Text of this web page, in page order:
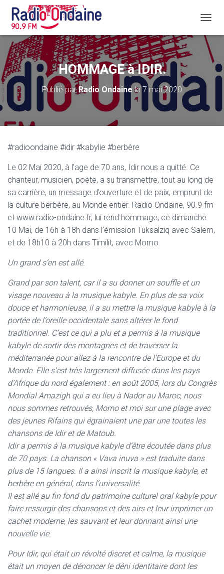
É
P
R
N
I
N
HOMMAGE à IDIR.
Publié parRadio Ondaine le7 mai 2020
#radioondaine #idir #kabylie #berbère
Le 02 Mai 2020, à l’age de 70 ans, Idir nous a quitté. Ce
chanteur, musicien, poète, a su transmettre, tout au long de
sa carrière, un message d’ouverture et de paix, emprunt de
la culture berbère, au Monde entier. Radio Ondaine, 90.9 fm
et www.radio-ondaine.fr, lui rend hommage, ce dimanche
10 Mai, de 16h à 18h dans l’émission Tuksalziq avec Salem,
et de 18h10 à 20h dans Timilit, avec Momo.
Un grand s’en est allé.
Grand par son talent, car il a su donner un souffle et un
visage nouveau à la musique kabyle. En plus de sa voix
douce et harmonieuse, il a su mettre la musique kabyle à la
portée de l’oreille occidentale sans altérer le fond
traditionnel. C’est ce qui a plu et a permis à la musique
kabyle de sortir des montagnes et de traverser la
méditerranée pour allez à la rencontre de l’Europe et du
Monde. Elle s’est très largement diffusée dans les pays
d’Afrique du nord également : en août 2005, lors du Congrès
Mondial Amazigh qui a eu lieu à Nador au Maroc, nous
nous sommes retrouvés, Momo et moi sur une plage avec
des jeunes Rifains qui égrainaient une par une toutes les
chansons de Idir et de Matoub.
Idir a permis à la musique kabyle d’être écoutée dans plus
de 70 pays. La chanson « Vava inuva » est traduite dans
plus de 15 langues. Il a ainsi inscrit la musique kabyle, et
berbère en général, dans l’universalité.
Il est allé au fin fond du patrimoine culturel oral kabyle pour
faire ressurgir des chansons et des airs et leur imprimer un
cachet moderne, les sauvant et leur donnant ainsi une
nouvelle vie.
Pour Idir, qui était un révolté discret et calme, la musique
était un moyen de dénoncer le déni identitaire dont les